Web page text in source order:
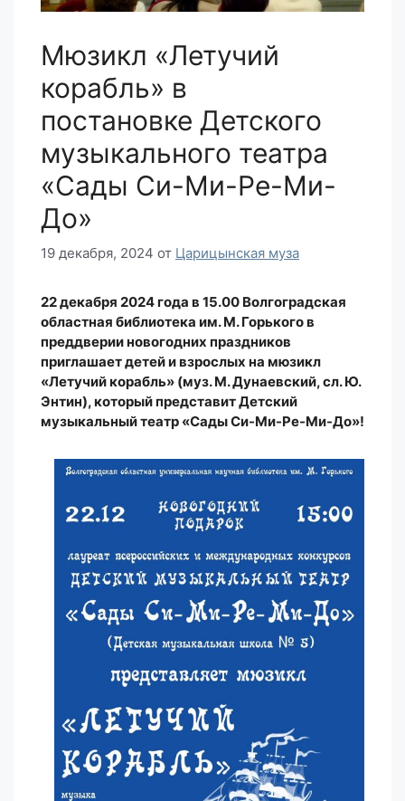
Мюзикл «Летучий
корабль» в
постановке Детского
музыкального театра
«Сады Си-Ми-Ре-Ми-
До»
19 декабря, 2024 от Царицынская муза
22 декабря 2024 года в 15.00 Волгоградская
областная библиотека им. М. Горького в
преддверии новогодних праздников
приглашает детей и взрослых на мюзикл
«Летучий корабль» (муз. М. Дунаевский, сл. Ю.
Энтин), который представит Детский
музыкальный театр «Сады Си-Ми-Ре-Ми-До»!